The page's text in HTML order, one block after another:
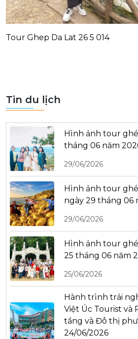
Tour Ghep Da Lat 26 5 014
Tin du lịch
Hình ảnh tour
tháng 06 năm
29/06/2026
Hình ảnh tour
ngày 29 tháng 06
29/06/2026
Hình ảnh tour
25 tháng 06 năm
25/06/2026
Hành trình trải
Việt Úc Tourist và
tầng và Đô thị
24/06/2026